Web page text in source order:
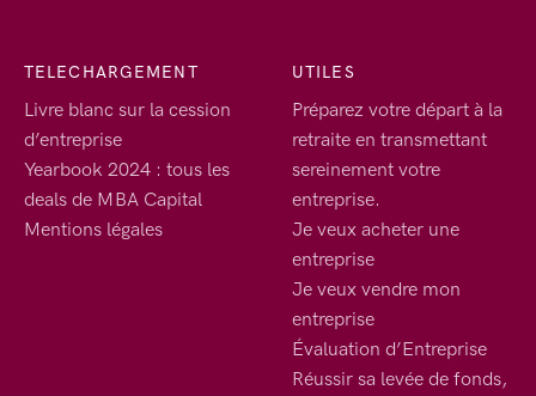
TELECHARGEMENT
Livre blanc sur la cession
d’entreprise
Yearbook 2024 : tous les
deals de MBA Capital
Mentions légales
UTILES
Préparez votre départ à la
retraite en transmettant
sereinement votre
entreprise.
Je veux acheter une
entreprise
Je veux vendre mon
entreprise
Évaluation d’Entreprise
Réussir sa levée de fonds,